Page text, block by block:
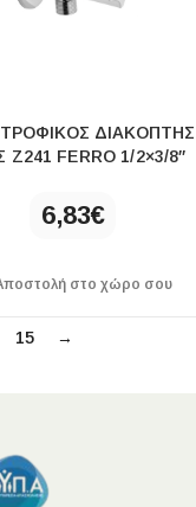
ΔΙΑΚΌΠΤΗΣ
Z241 FERRO 1/2×3/8″
6,83€
στο χώρο σου
15 →